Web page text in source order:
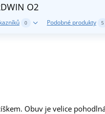
O2
0 Podobné produkty 5
Obuv je velice